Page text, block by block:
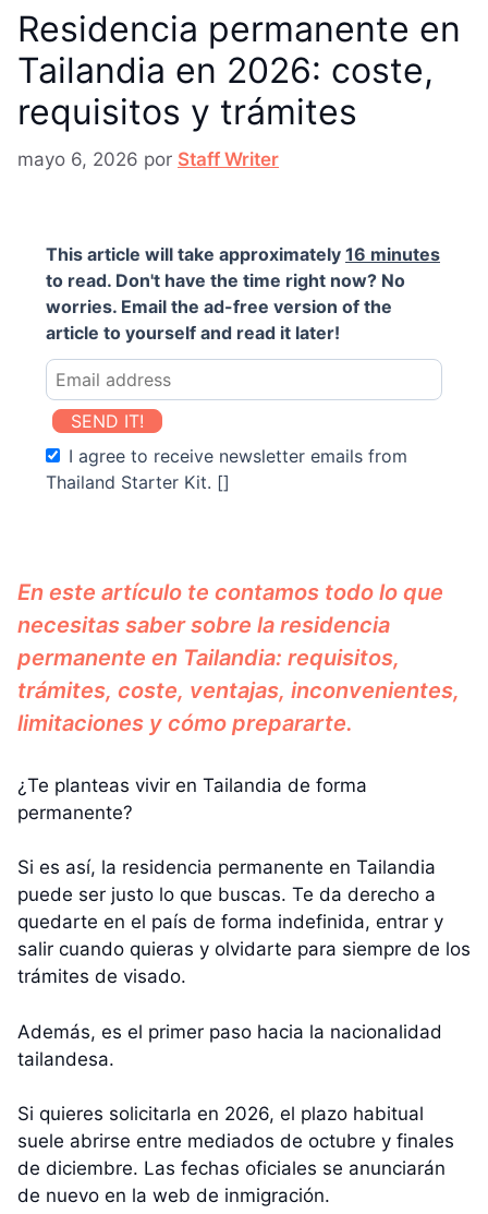
Residencia permanente en
Tailandia en 2026: coste,
requisitos y trámites
mayo 6, 2026 por Staff Writer
This article will take approximately 16 minutes
to read. Don't have the time right now? No
worries. Email the ad-free version of the
article to yourself and read it later!
SEND IT!
I agree to receive newsletter emails from
Thailand Starter Kit. []
En este artículo te contamos todo lo que
necesitas saber sobre la residencia
permanente en Tailandia: requisitos,
trámites, coste, ventajas, inconvenientes,
limitaciones y cómo prepararte.
¿Te planteas vivir en Tailandia de forma
permanente?
Si es así, la residencia permanente en Tailandia
puede ser justo lo que buscas. Te da derecho a
quedarte en el país de forma indefinida, entrar y
salir cuando quieras y olvidarte para siempre de los
trámites de visado.
Además, es el primer paso hacia la nacionalidad
tailandesa.
Si quieres solicitarla en 2026, el plazo habitual
suele abrirse entre mediados de octubre y finales
de diciembre. Las fechas oficiales se anunciarán
de nuevo en la web de inmigración.